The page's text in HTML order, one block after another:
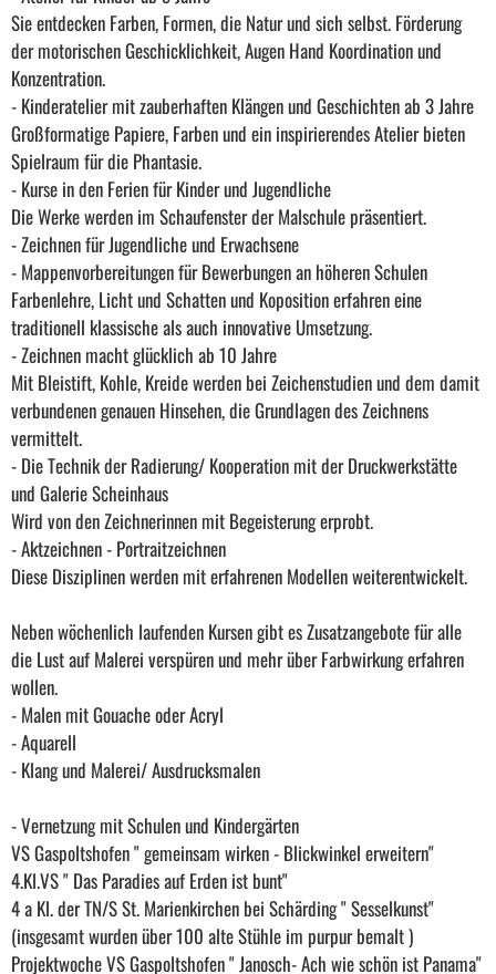
Sie entdecken Farben, Formen, die Natur und sich selbst. Förderung
der motorischen Geschicklichkeit, Augen Hand Koordination und
Konzentration.
- Kinderatelier mit zauberhaften Klängen und Geschichten ab 3 Jahre
Großformatige Papiere, Farben und ein inspirierendes Atelier bieten
Spielraum für die Phantasie.
- Kurse in den Ferien für Kinder und Jugendliche
Die Werke werden im Schaufenster der Malschule präsentiert.
- Zeichnen für Jugendliche und Erwachsene
- Mappenvorbereitungen für Bewerbungen an höheren Schulen
Farbenlehre, Licht und Schatten und Koposition erfahren eine
traditionell klassische als auch innovative Umsetzung.
- Zeichnen macht glücklich ab 10 Jahre
Mit Bleistift, Kohle, Kreide werden bei Zeichenstudien und dem damit
verbundenen genauen Hinsehen, die Grundlagen des Zeichnens
vermittelt.
- Die Technik der Radierung/ Kooperation mit der Druckwerkstätte
und Galerie Scheinhaus
Wird von den Zeichnerinnen mit Begeisterung erprobt.
- Aktzeichnen - Portraitzeichnen
Diese Disziplinen werden mit erfahrenen Modellen weiterentwickelt.
Neben wöchenlich laufenden Kursen gibt es Zusatzangebote für alle
die Lust auf Malerei verspüren und mehr über Farbwirkung erfahren
wollen.
- Malen mit Gouache oder Acryl
- Aquarell
- Klang und Malerei/ Ausdrucksmalen
- Vernetzung mit Schulen und Kindergärten
VS Gaspoltshofen " gemeinsam wirken - Blickwinkel erweitern"
4.Kl.VS " Das Paradies auf Erden ist bunt"
4 a Kl. der TN/S St. Marienkirchen bei Schärding " Sesselkunst"
(insgesamt wurden über 100 alte Stühle im purpur bemalt )
Projektwoche VS Gaspoltshofen " Janosch- Ach wie schön ist Panama"